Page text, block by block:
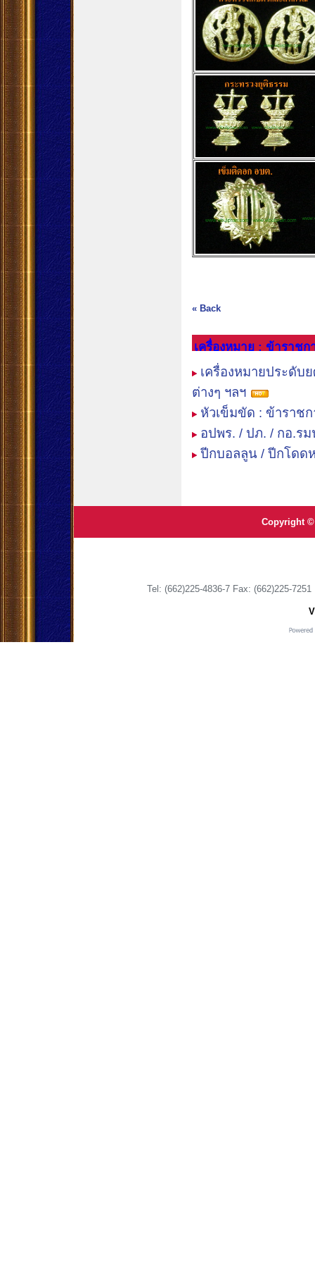
« Back
เครื่องหมาย : ข้าราชก
เครื่องหมายประดับ
ต่างๆ ฯลฯ
หัวเข็มขัด : ข้าราช
อปพร. / ปภ. / กอ.ร
ปีกบอลลูน / ปีกโดด
Copyright ©
Tel: (662)225-4836-7 Fax: (662)225-